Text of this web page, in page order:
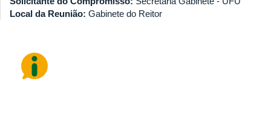
Local da Reunião: Gabinete do Reitor